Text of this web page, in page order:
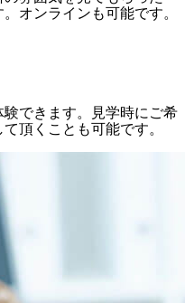
オンラインも可能です。
できます。見学時にご希
頂くことも可能です。